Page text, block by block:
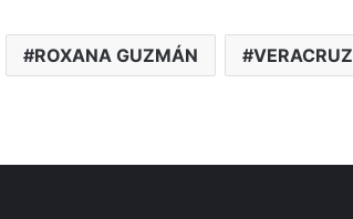
ROXANA GUZMÁN VERACRUZ